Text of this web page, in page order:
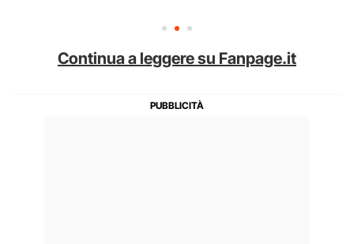
Continua a leggere su Fanpage.it